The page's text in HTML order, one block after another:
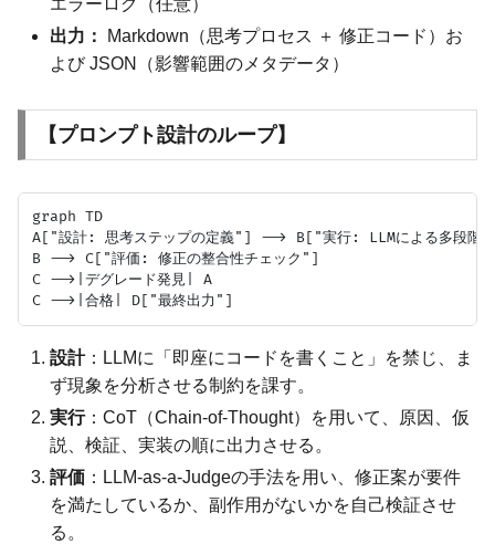
エラーログ（任意）
出力：
Markdown（思考プロセス ＋ 修正コード）お
よび JSON（影響範囲のメタデータ）
【プロンプト設計のループ】
graph TD
A["設計: 思考ステップの定義"] --> B["実行: LLMによる多段階
B --> C["評価: 修正の整合性チェック"]
C -->|デグレード発見| A
設計：LLMに「即座にコードを書くこと」を禁じ、ま
ず現象を分析させる制約を課す。
実行：CoT（Chain-of-Thought）を用いて、原因、仮
説、検証、実装の順に出力させる。
評価 ：LLM-as-a-Judgeの手法を用い、修正案が要件
を満たしているか、副作用がないかを自己検証させ
る。